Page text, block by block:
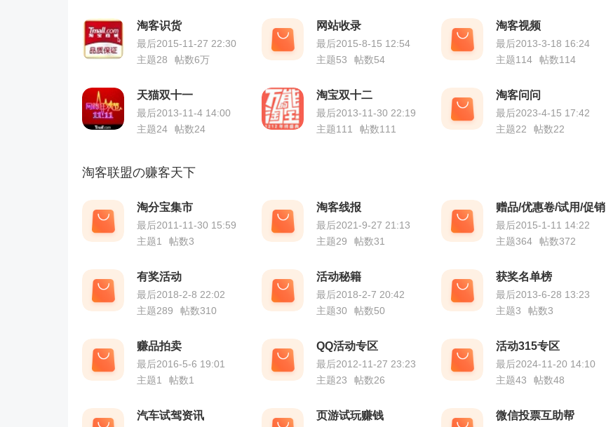
淘客识货
最后2015-11-27 22:30
主题28
帖数6万
网站收录
最后2015-8-15 12:54
主题53
帖数54
淘客视频
最后2013-3-18 16:24
主题114
帖数114
天猫双十一
最后2013-11-4 14:00
主题24
帖数24
淘宝双十二
最后2013-11-30 22:19
主题111
帖数111
淘客问问
最后2023-4-15 17:42
主题22
帖数22
淘客联盟の赚客天下
淘分宝集市
最后2011-11-30 15:59
主题1
帖数3
淘客线报
最后2021-9-27 21:13
主题29
帖数31
赠品/优惠卷/试用/促销
最后2015-1-11 14:22
主题364
帖数372
有奖活动
最后2018-2-8 22:02
主题289
帖数310
活动秘籍
最后2018-2-7 20:42
主题30
帖数50
获奖名单榜
最后2013-6-28 13:23
主题3
帖数3
赚品拍卖
最后2016-5-6 19:01
主题1
帖数1
QQ活动专区
最后2012-11-27 23:23
主题23
帖数26
活动315专区
最后2024-11-20 14:10
主题43
帖数48
汽车试驾资讯 页游试玩赚钱 微信投票互助帮